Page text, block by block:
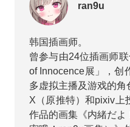
ran9u
韩国插画师。
曾参与由24位插画师
of Innocence展」，创
多虚拟主播及游戏的
X（原推特）和pixiv上
作品的画集《内緒だよ